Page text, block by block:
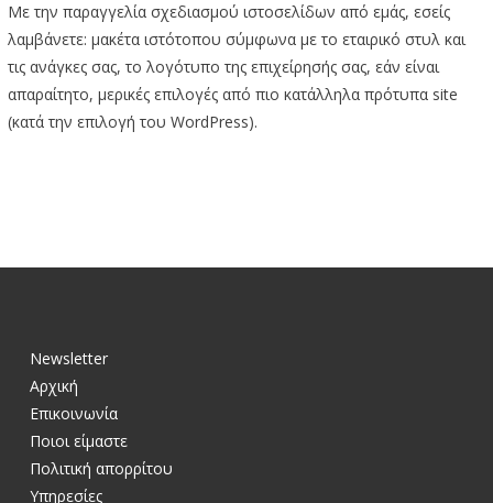
Με την παραγγελία σχεδιασμού ιστοσελίδων από εμάς, εσείς
λαμβάνετε: μακέτα ιστότοπου σύμφωνα με το εταιρικό στυλ και
τις ανάγκες σας, το λογότυπο της επιχείρησής σας, εάν είναι
απαραίτητο, μερικές επιλογές από πιο κατάλληλα πρότυπα site
(κατά την επιλογή του WordPress).
Newsletter
Αρχική
Επικοινωνία
Ποιοι είμαστε
Πολιτική απορρίτου
Υπηρεσίες